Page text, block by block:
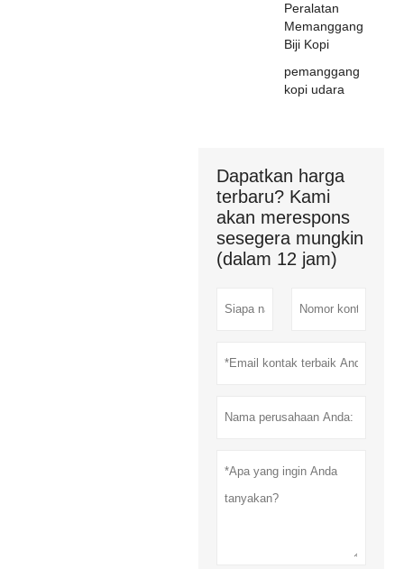
Peralatan
Memanggang
Biji Kopi
pemanggang
kopi udara
Dapatkan harga
terbaru? Kami
akan merespons
sesegera mungkin
(dalam 12 jam)